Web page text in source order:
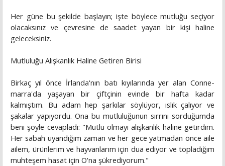
Her güne bu şekilde başlayın; işte böylece mutluğu seçiyor
olacaksınız ve çevresine de saadet yayan bir kişi haline
geleceksiniz.
Mutluluğu Alışkanlık Haline Getiren Birisi
Birkaç yıl önce İrlanda'nın batı kıyılarında yer alan Conne-
marra'da yaşayan bir çiftçinin evinde bir hafta kadar
kalmıştım. Bu adam hep şarkılar söylüyor, ıslık çalıyor ve
şakalar yapıyordu. Ona bu mutluluğunun sırrını sorduğumda
beni şöyle cevapladı: "Mutlu olmayı alışkanlık haline getirdim.
Her sabah uyandığım zaman ve her gece yatmadan önce aile
ailem, ürünlerim ve hayvanlarım için dua ediyor ve topladığım
muhteşem hasat için O'na şükrediyorum."